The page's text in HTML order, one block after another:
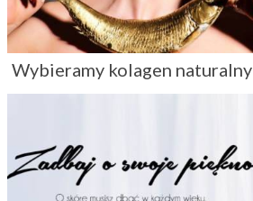
Wybieramy kolagen naturalny